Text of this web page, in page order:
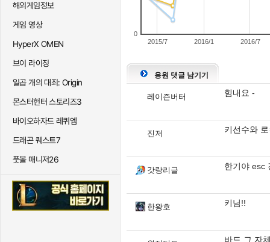
해외게임정보
게임 영상
HyperX OMEN
브이 라이징
일곱 개의 대죄: Origin
몬스터헌터 스토리즈3
바이오하자드 레퀴엠
드래곤 퀘스트7
풋볼 매니저26
2015/7 2016/1 2016/7
0
응원 댓글 남기기
레이즌버터 힘내요 -
진저 키선수와
갓랑리글 한기야 esc
한왕호 키님!!
바드 그 자